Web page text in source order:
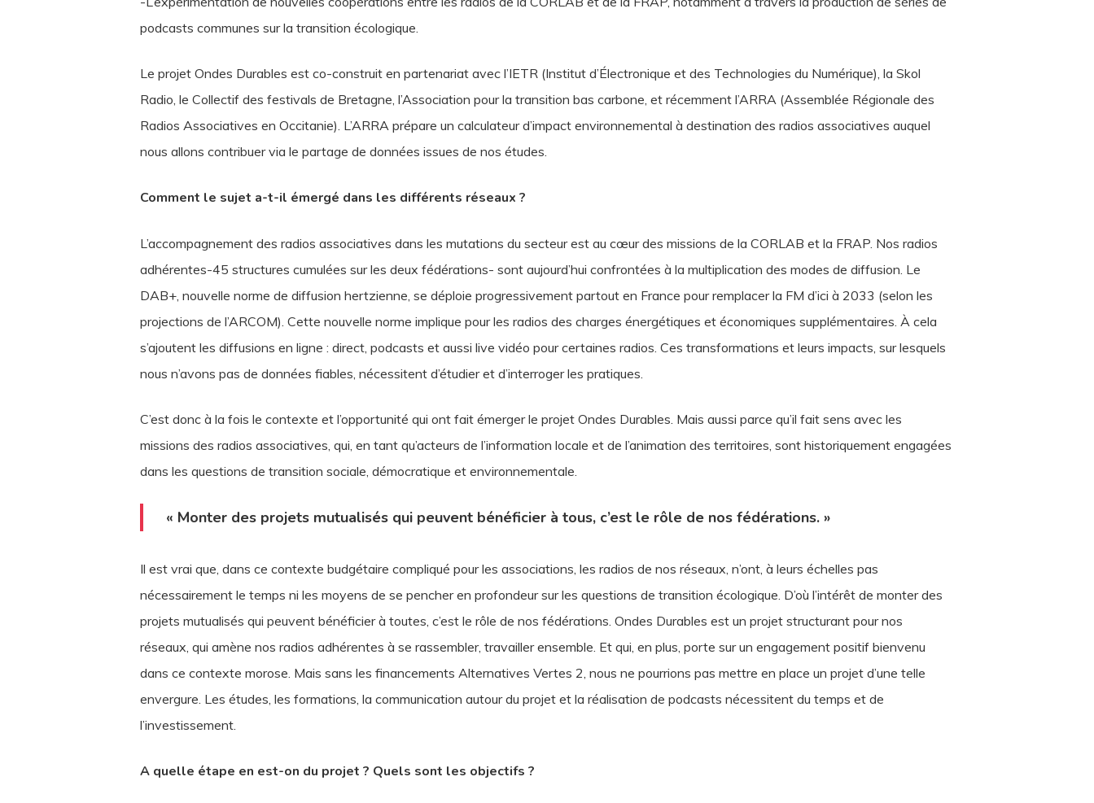
podcasts communes sur la transition écologique.
Le projet Ondes Durables est co-construit en partenariat avec l’IETR (Institut d’Électronique et des Technologies du Numérique), la Skol
Radio, le Collectif des festivals de Bretagne, l’Association pour la transition bas carbone, et récemment l’ARRA (Assemblée Régionale des
Radios Associatives en Occitanie). L’ARRA prépare un calculateur d’impact environnemental à destination des radios associatives auquel
nous allons contribuer via le partage de données issues de nos études.
Comment le sujet a-t-il émergé dans les différents réseaux ?
L’accompagnement des radios associatives dans les mutations du secteur est au cœur des missions de la CORLAB et la FRAP. Nos radios
adhérentes-45 structures cumulées sur les deux fédérations- sont aujourd’hui confrontées à la multiplication des modes de diffusion. Le
DAB+, nouvelle norme de diffusion hertzienne, se déploie progressivement partout en France pour remplacer la FM d’ici à 2033 (selon les
projections de l’ARCOM). Cette nouvelle norme implique pour les radios des charges énergétiques et économiques supplémentaires. À cela
s’ajoutent les diffusions en ligne : direct, podcasts et aussi live vidéo pour certaines radios. Ces transformations et leurs impacts, sur lesquels
nous n’avons pas de données fiables, nécessitent d’étudier et d’interroger les pratiques.
C’est donc à la fois le contexte et l’opportunité qui ont fait émerger le projet Ondes Durables. Mais aussi parce qu’il fait sens avec les
missions des radios associatives, qui, en tant qu’acteurs de l’information locale et de l’animation des territoires, sont historiquement engagées
dans les questions de transition sociale, démocratique et environnementale.
« Monter des projets mutualisés qui peuvent bénéficier à tous, c’est le rôle de nos fédérations. »
Il est vrai que, dans ce contexte budgétaire compliqué pour les associations, les radios de nos réseaux, n’ont, à leurs échelles pas
nécessairement le temps ni les moyens de se pencher en profondeur sur les questions de transition écologique. D’où l’intérêt de monter des
projets mutualisés qui peuvent bénéficier à toutes, c’est le rôle de nos fédérations. Ondes Durables est un projet structurant pour nos
réseaux, qui amène nos radios adhérentes à se rassembler, travailler ensemble. Et qui, en plus, porte sur un engagement positif bienvenu
dans ce contexte morose. Mais sans les financements Alternatives Vertes 2, nous ne pourrions pas mettre en place un projet d’une telle
envergure. Les études, les formations, la communication autour du projet et la réalisation de podcasts nécessitent du temps et de
l’investissement.
A quelle étape en est-on du projet ? Quels sont les objectifs ?